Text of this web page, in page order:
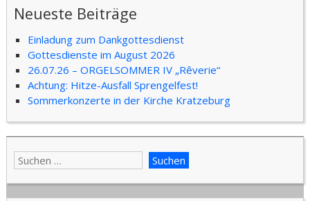
Neueste Beiträge
Einladung zum Dankgottesdienst
Gottesdienste im August 2026
26.07.26 – ORGELSOMMER IV „Rêverie“
Achtung: Hitze-Ausfall Sprengelfest!
Sommerkonzerte in der Kirche Kratzeburg